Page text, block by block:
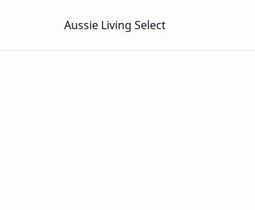
Aussie Living Select